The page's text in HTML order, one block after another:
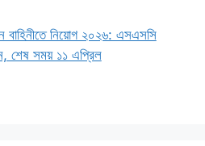
বাহিনীতে নিয়োগ ২০২৬: এসএসসি
শেষ সময় ১১ এপ্রিল